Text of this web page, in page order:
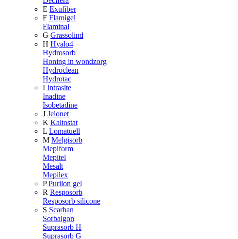
E Exufiber
F Flamigel
Flaminal
G Grassolind
H Hyalo4
Hydrosorb
Honing in wondzorg
Hydroclean
Hydrotac
I Intrasite
Inadine
Isobetadine
J Jelonet
K Kaltostat
L Lomatuell
M Melgisorb
Mepiform
Mepitel
Mesalt
Mepilex
P Purilon gel
R Resposorb
Resposorb silicone
S Scarban
Sorbalgon
Suprasorb H
Suprasorb G